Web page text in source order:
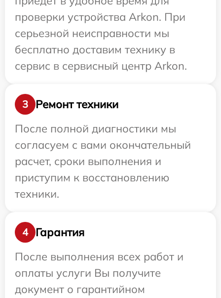
проверки устройства Arkon. При
серьезной неисправности мы
бесплатно доставим технику в
сервис в сервисный центр Arkon.
3
Ремонт техники
После полной диагностики мы
согласуем с вами окончательный
расчет, сроки выполнения и
приступим к восстановлению
техники.
4
Гарантия
После выполнения всех работ и
оплаты услуги Вы получите
документ о гарантийном